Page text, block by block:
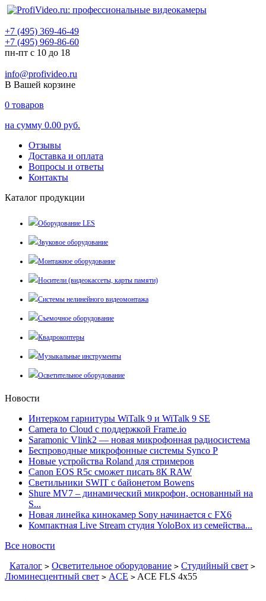
+7 (495) 369-46-49
+7 (495) 969-86-60
пн-пт с 10 до 18
info@profivideo.ru
В Вашей корзине
0 товаров
на сумму 0.00 руб.
Отзывы
Доставка и оплата
Вопросы и ответы
Контакты
Каталог продукции
Оборудование LES
Звуковое оборудование
Монтажное оборудование
Носители (видеокассеты, карты памяти)
Системы нелинейного видеомонтажа
Съемочное оборудование
Квадрокоптеры
Музыкальные инструменты
Осветительное оборудование
Новости
Интерком гарнитуры WiTalk 9 и WiTalk 9 SE
Camera to Cloud с поддержкой Frame.io
Saramonic Vlink2 — новая микрофонная радиосистема
Беспроводные микрофонные системы Synco P
Новые устройства Roland для стримеров
Canon EOS R5c сможет писать 8К RAW
Светильники SWIT с байонетом Bowens
Shure MV7 – динамический микрофон, основанный на
S...
Новая линейка кинокамер Sony начинается с FX6
Компактная Live Stream студия YoloBox из семейства...
Все новости
Каталог > Осветительное оборудование > Студийный свет >
Люминесцентный свет > ACE > ACE FLS 4x55